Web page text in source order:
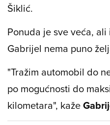
Šiklić.
Ponuda je sve veća,
Gabrijel nema puno
"Tražim automobil do
po mogućnosti do
kilometara", kaže